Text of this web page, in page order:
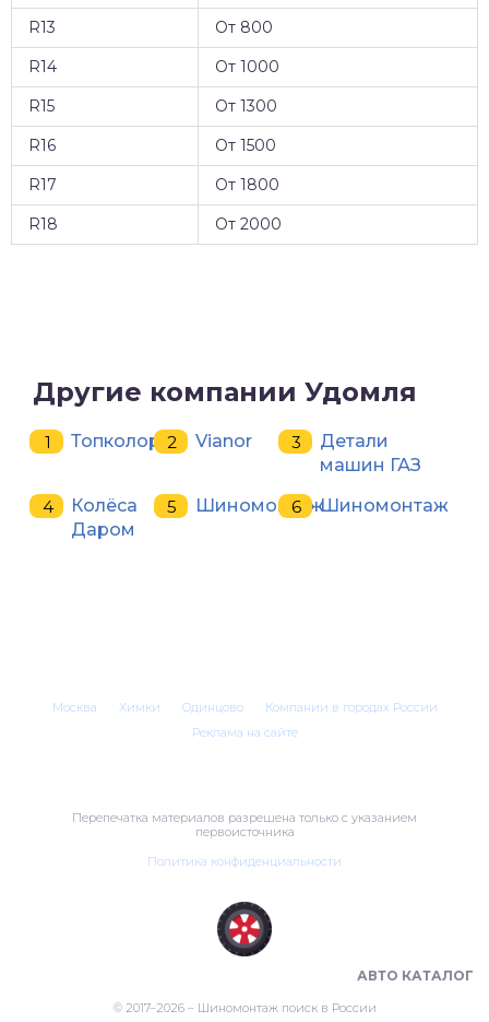
R13
От 800
R14
От 1000
R15
От 1300
R16
От 1500
R17
От 1800
R18
От 2000
Другие компании Удомля
Топколор Vianor
Детали
машин ГАЗ
Колёса
Даром
ШиномонтажШиномонтаж
АВТО КАТАЛОГ
© 2017–2026 – Шиномонтаж поиск в России
Москва Химки Одинцово
Компании в городах России
Реклама на сайте
Перепечатка материалов разрешена только с указанием
первоисточника
Политика конфиденциальности